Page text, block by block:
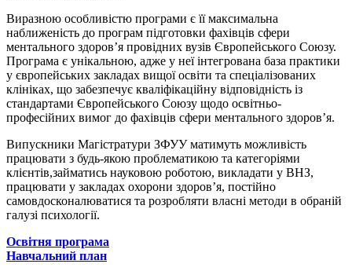
Виразною особливістю програми є її максимальна
наближеність до програм підготовки фахівців сфери
ментального здоровʼя провідних вузів Європейського Союзу.
Програма є унікальною, адже у неї інтегрована база практики
у європейських закладах вищої освіти та спеціалізованих
клініках, що забезпечує кваліфікаційну відповідність із
стандартами Європейського Союзу щодо освітньо-
професійних вимог до фахівців сфери ментального здоровʼя.
Випускники Магістратури ЗФУУ матимуть можливість
працювати з будь-якою проблематикою та категоріями
клієнтів,займатись науковою роботою, викладати у ВНЗ,
працювати у закладах охорони здоров’я, постійно
самовдосконалюватися та розробляти власні методи в обраній
галузі психології.
Освітня програма
Навчальний план